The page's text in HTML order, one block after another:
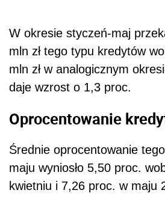
W okresie styczeń-maj
mln zł tego typu kredytów
mln zł w analogicznym
daje wzrost o 1,3 proc.
Oprocentowanie
Średnie oprocentowanie
maju wyniosło 5,50 proc.
kwietniu i 7,26 proc. w maju